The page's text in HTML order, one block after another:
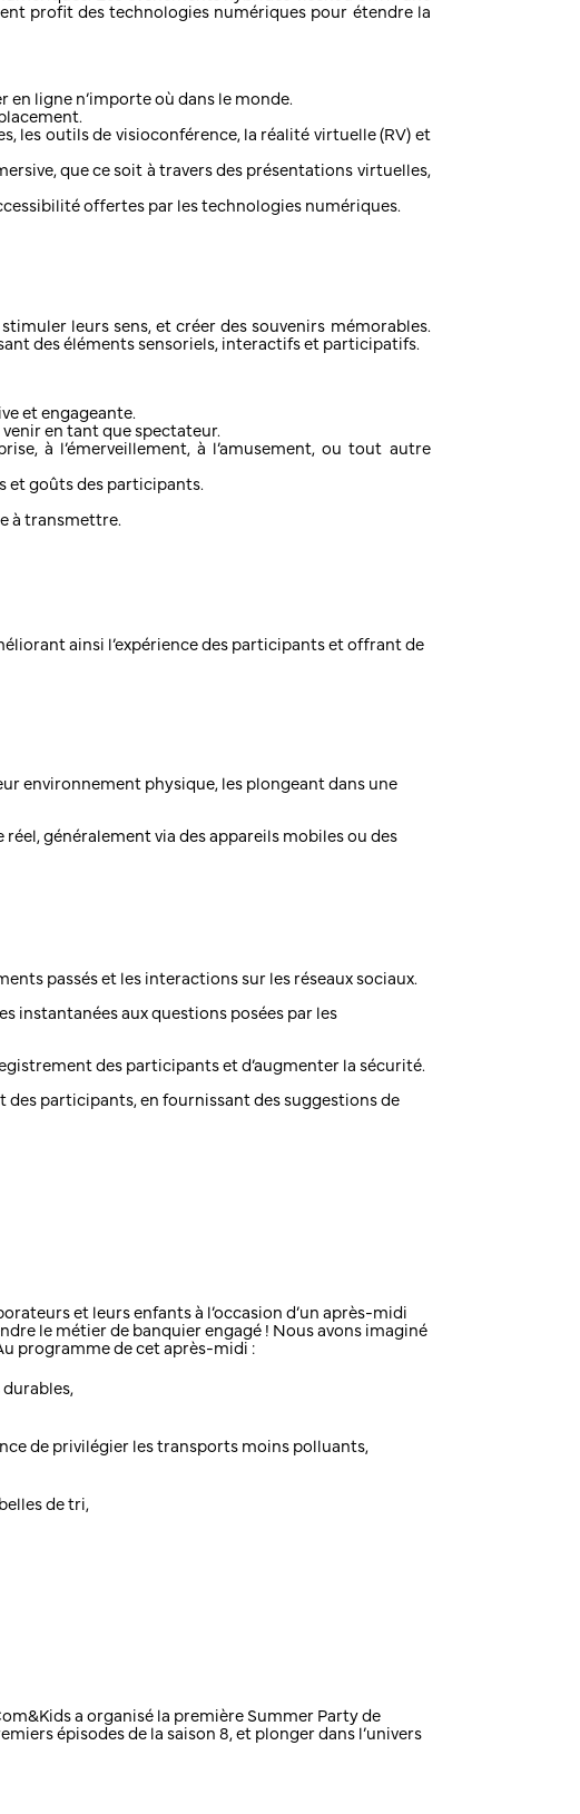
profit des technologies numériques pour étendre la
ligne n’importe où dans le monde.
les outils de visioconférence, la réalité virtuelle (RV) et
que ce soit à travers des présentations virtuelles,
offertes par les technologies numériques.
leurs sens, et créer des souvenirs mémorables.
des éléments sensoriels, interactifs et participatifs.
et engageante.
en tant que spectateur.
à l’émerveillement, à l’amusement, ou tout autre
et goûts des participants.
à transmettre.
ainsi l’expérience des participants et offrant de
environnement physique, les plongeant dans une
généralement via des appareils mobiles ou des
passés et les interactions sur les réseaux sociaux.
instantanées aux questions posées par les
des participants et d’augmenter la sécurité.
des participants, en fournissant des suggestions de
et leurs enfants à l’occasion d’un après-midi
le métier de banquier engagé ! Nous avons imaginé
programme de cet après-midi :
de privilégier les transports moins polluants,
de tri,
a organisé la première Summer Party de
épisodes de la saison 8, et plonger dans l’univers